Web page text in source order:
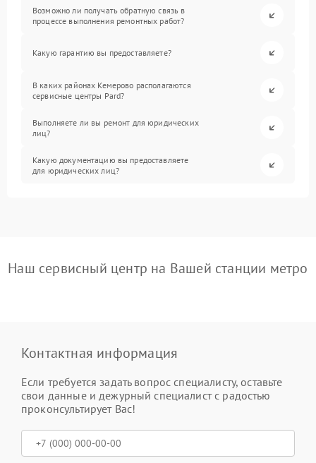
Возможно ли получать обратную связь в
процессе выполнения ремонтных работ?
Какую гарантию вы предоставляете?
В каких районах Кемерово располагаются
сервисные центры Pard?
Выполняете ли вы ремонт для юридических
лиц?
Какую документацию вы предоставляете
для юридических лиц?
Наш сервисный центр на Вашей станции метро
Контактная информация
Если требуется задать вопрос специалисту, оставьте
свои данные и дежурный специалист с радостью
проконсультирует Вас!